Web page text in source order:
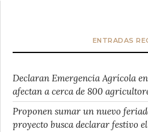
ENTRADAS
Declaran Emergencia Agrícola
afectan a cerca de 800
Proponen sumar un nuevo
proyecto busca declarar festivo el